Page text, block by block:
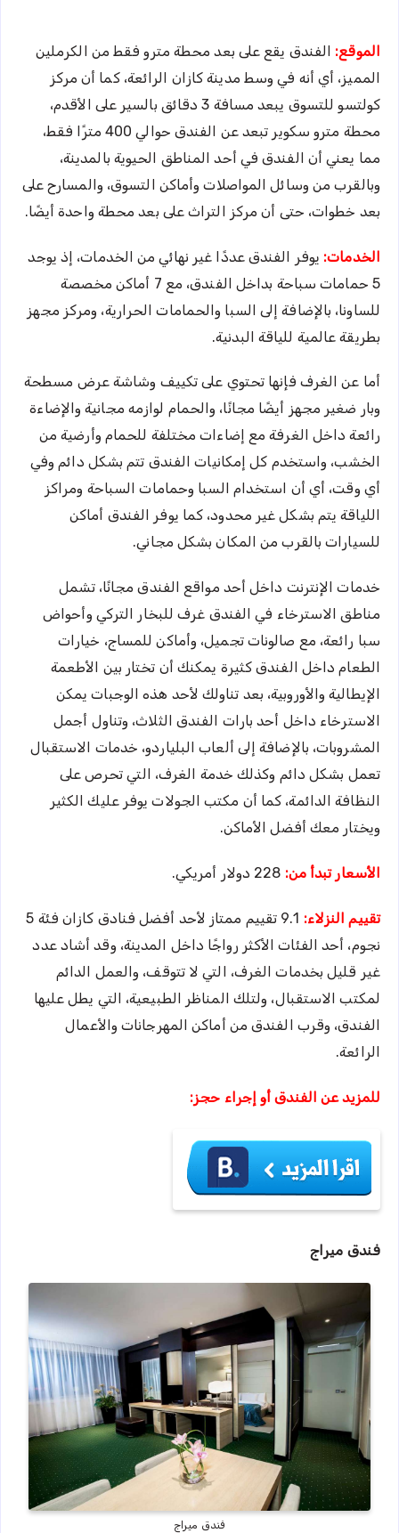
الموقع: الفندق يقع على بعد محطة مترو فقط من الكرملين
المميز، أي أنه في وسط مدينة كازان الرائعة، كما أن مركز
كولتسو للتسوق يبعد مسافة 3 دقائق بالسير على الأقدم،
محطة مترو سكوير تبعد عن الفندق حوالي 400 مترًا فقط،
مما يعني أن الفندق في أحد المناطق الحيوية بالمدينة،
وبالقرب من وسائل المواصلات وأماكن التسوق، والمسارح على
بعد خطوات، حتى أن مركز التراث على بعد محطة واحدة أيضًا.
الخدمات: يوفر الفندق عددًا غير نهائي من الخدمات، إذ يوجد
5 حمامات سباحة بداخل الفندق، مع 7 أماكن مخصصة
للساونا، بالإضافة إلى السبا والحمامات الحرارية، ومركز مجهز
بطريقة عالمية للياقة البدنية.
أما عن الغرف فإنها تحتوي على تكييف وشاشة عرض مسطحة
وبار ضغير مجهز أيضًا مجانًا، والحمام لوازمه مجانية والإضاءة
رائعة داخل الغرفة مع إضاءات مختلفة للحمام وأرضية من
الخشب، واستخدم كل إمكانيات الفندق تتم بشكل دائم وفي
أي وقت، أي أن استخدام السبا وحمامات السباحة ومراكز
اللياقة يتم بشكل غير محدود، كما يوفر الفندق أماكن
للسيارات بالقرب من المكان بشكل مجاني.
خدمات الإنترنت داخل أحد مواقع الفندق مجانًا، تشمل
مناطق الاسترخاء في الفندق غرف للبخار التركي وأحواض
سبا رائعة، مع صالونات تجميل، وأماكن للمساج، خيارات
الطعام داخل الفندق كثيرة يمكنك أن تختار بين الأطعمة
الإيطالية والأوروبية، بعد تناولك لأحد هذه الوجبات يمكن
الاسترخاء داخل أحد بارات الفندق الثلاث، وتناول أجمل
المشروبات، بالإضافة إلى ألعاب البلياردو، خدمات الاستقبال
تعمل بشكل دائم وكذلك خدمة الغرف، التي تحرص على
النظافة الدائمة، كما أن مكتب الجولات يوفر عليك الكثير
ويختار معك أفضل الأماكن.
الأسعار تبدأ من:
تقييم النزلاء:
9.1 تقييم ممتاز لأحد أفضل فنادق كازان فئة 5
نجوم، أحد الفئات الأكثر رواجًا داخل المدينة، وقد أشاد عدد
غير قليل بخدمات الغرف، التي لا تتوقف، والعمل الدائم
لمكتب الاستقبال، ولتلك المناظر الطبيعية، التي يطل عليها
الفندق، وقرب الفندق من أماكن المهرجانات والأعمال
الرائعة.
للمزيد عن الفندق أو إجراء حجز:
فندق ميراج
فندق ميراج